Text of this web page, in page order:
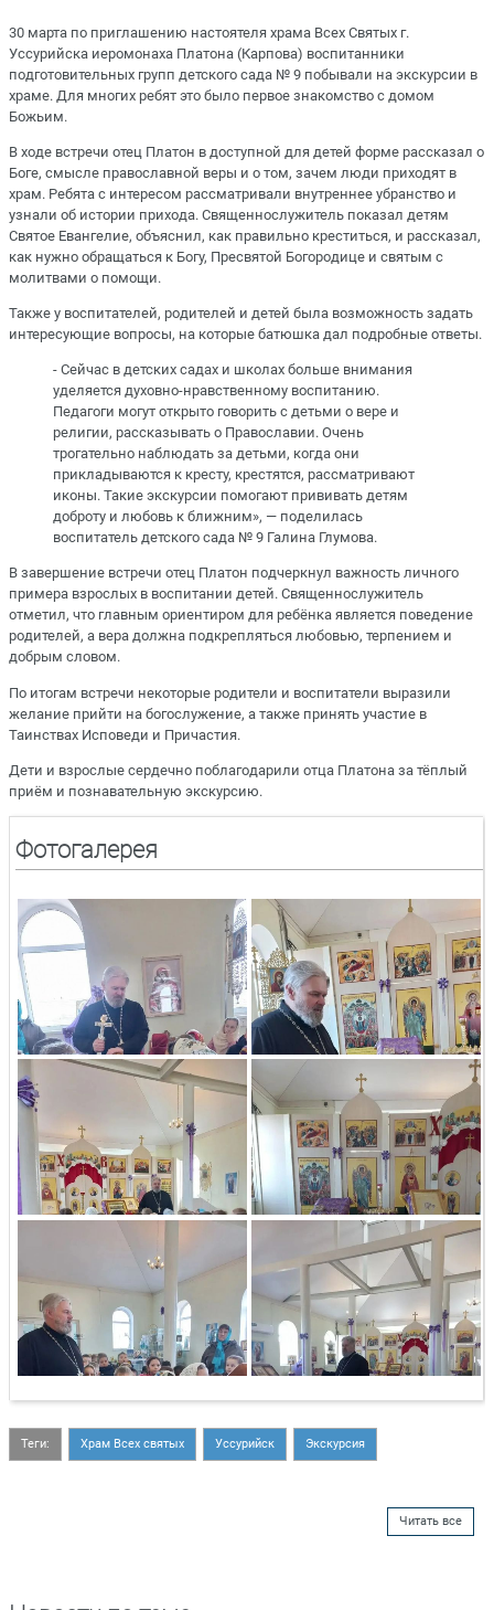
30 марта по приглашению настоятеля храма Всех Святых г.
Уссурийска иеромонаха Платона (Карпова) воспитанники
подготовительных групп детского сада № 9 побывали на экскурсии в
храме. Для многих ребят это было первое знакомство с домом
Божьим.
В ходе встречи отец Платон в доступной для детей форме рассказал о
Боге, смысле православной веры и о том, зачем люди приходят в
храм. Ребята с интересом рассматривали внутреннее убранство и
узнали об истории прихода. Священнослужитель показал детям
Святое Евангелие, объяснил, как правильно креститься, и рассказал,
как нужно обращаться к Богу, Пресвятой Богородице и святым с
молитвами о помощи.
Также у воспитателей, родителей и детей была возможность задать
интересующие вопросы, на которые батюшка дал подробные ответы.
- Сейчас в детских садах и школах больше внимания
уделяется духовно-нравственному воспитанию.
Педагоги могут открыто говорить с детьми о вере и
религии, рассказывать о Православии. Очень
трогательно наблюдать за детьми, когда они
прикладываются к кресту, крестятся, рассматривают
иконы. Такие экскурсии помогают прививать детям
доброту и любовь к ближним», — поделилась
воспитатель детского сада № 9 Галина Глумова.
В завершение встречи отец Платон подчеркнул важность личного
примера взрослых в воспитании детей. Священнослужитель
отметил, что главным ориентиром для ребёнка является поведение
родителей, а вера должна подкрепляться любовью, терпением и
добрым словом.
По итогам встречи некоторые родители и воспитатели выразили
желание прийти на богослужение, а также принять участие в
Таинствах Исповеди и Причастия.
Дети и взрослые сердечно поблагодарили отца Платона за тёплый
приём и познавательную экскурсию.
Фотогалерея
Теги: Храм Всех святых Уссурийск Экскурсия
Читать все